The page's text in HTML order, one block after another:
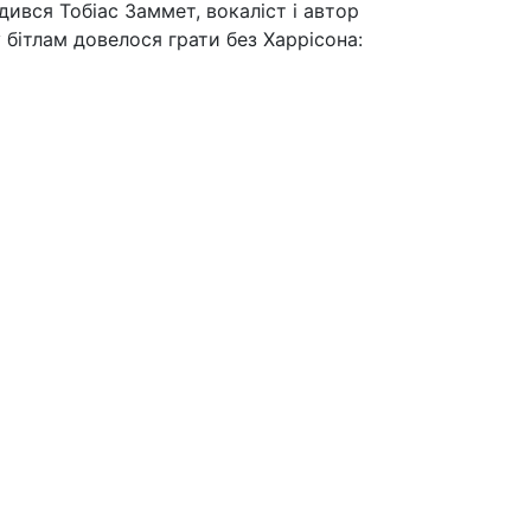
Тобіас Заммет, вокаліст і автор
довелося грати без Харрісона: